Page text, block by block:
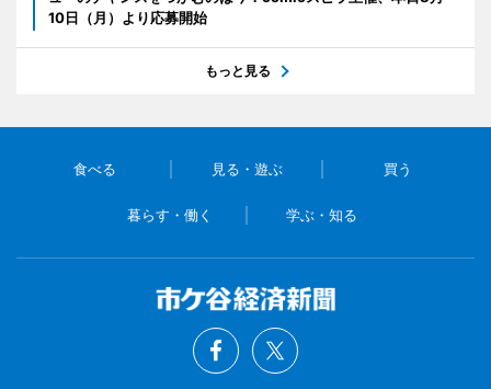
10日（月）より応募開始
もっと見る
食べる 見る・遊ぶ 買う
暮らす・働く 学ぶ・知る